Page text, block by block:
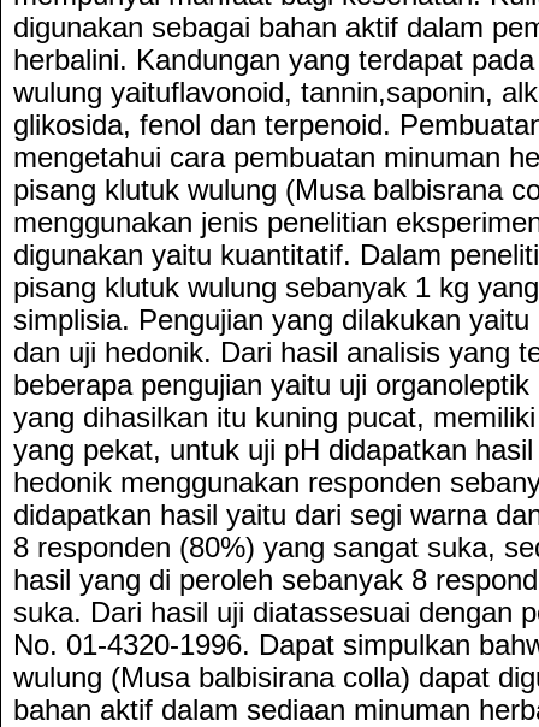
digunakan sebagai bahan aktif dalam
herbalini. Kandungan yang terdapat
wulung yaituflavonoid, tannin,saponin,
glikosida, fenol dan terpenoid.
mengetahui cara pembuatan minuman
pisang klutuk wulung (Musa balbisrana
menggunakan jenis penelitian
digunakan yaitu kuantitatif. Dalam
pisang klutuk wulung sebanyak 1 kg
simplisia. Pengujian yang dilakukan
dan uji hedonik. Dari hasil analisis yang
beberapa pengujian yaitu uji
yang dihasilkan itu kuning pucat,
yang pekat, untuk uji pH didapatkan
hedonik menggunakan responden
didapatkan hasil yaitu dari segi warna
8 responden (80%) yang sangat suka,
hasil yang di peroleh sebanyak 8
suka. Dari hasil uji diatassesuai dengan
No. 01-4320-1996. Dapat simpulkan
wulung (Musa balbisirana colla) dapat
bahan aktif dalam sediaan minuman